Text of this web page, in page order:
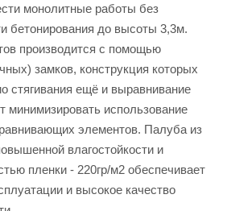
монолитные работы без
бетонирования до высоты 3,3м.
производится с помощью
замков, конструкция которых
стягивания ещё и выравнивание
минимизировать использование
элементов. Палуба из
влагостойкости и
пленки - 220гр/м2 обеспечивает
и высокое качество